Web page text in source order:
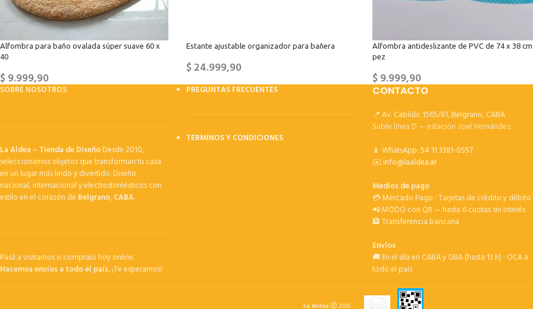
Alfombra para baño ovalada súper suave 60 x
40
$9.999,90
Estante ajustable organizador para bañera
$24.999,90
Alfombra antideslizante de PVC de 74 x 38 cm
pez
$9.999,90
SOBRE NOSOTROS
La Aldea – Tienda de DiseñoDesde 2010,
seleccionamos objetos que transforman tu casa
en un lugar más lindo y divertido. Diseño
nacional, internacional y electrodomésticos con
estilo en el corazón de Belgrano, CABA.
Pasá a visitarnos o compralo hoy online.
Hacemos envíos a todo el país.¡Te esperamos!
PREGUNTAS FRECUENTES
TERMINOS Y CONDICIONES
CONTACTO
📍 Av. Cabildo 1565/61, Belgrano, CABA
Subte línea D — estación José Hernández
📱 WhatsApp:54 11 3381-0557
✉️info@laaldea.ar
Medios de pago
💳 Mercado Pago · Tarjetas de crédito y débito
📲 MODO con QR — hasta 6 cuotas sin interés
🏦 Transferencia bancaria
Envíos
🚚 En el día en CABA y GBA (hasta 13 h) · OCA a
todo el país
La Aldea 2026